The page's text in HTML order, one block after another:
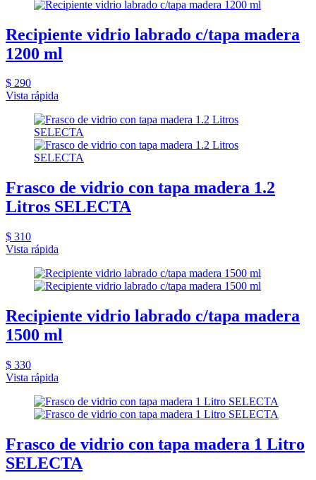
Recipiente vidrio labrado c/tapa madera
1200 ml
$ 290
Vista rápida
Frasco de vidrio con tapa madera 1.2
Litros SELECTA
$ 310
Vista rápida
Recipiente vidrio labrado c/tapa madera
1500 ml
$ 330
Vista rápida
Frasco de vidrio con tapa madera 1 Litro
SELECTA